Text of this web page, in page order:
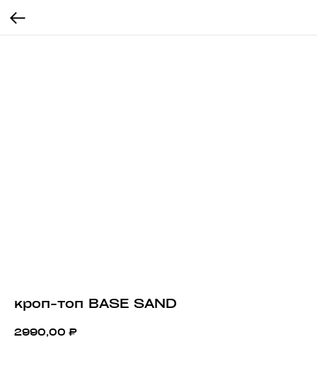
кроп-топ BASE SAND
2990,00 ₽